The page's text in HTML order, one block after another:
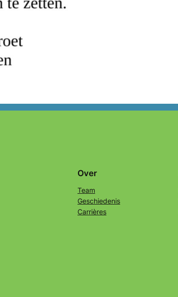
Over
Team
Geschiedenis
Carrières